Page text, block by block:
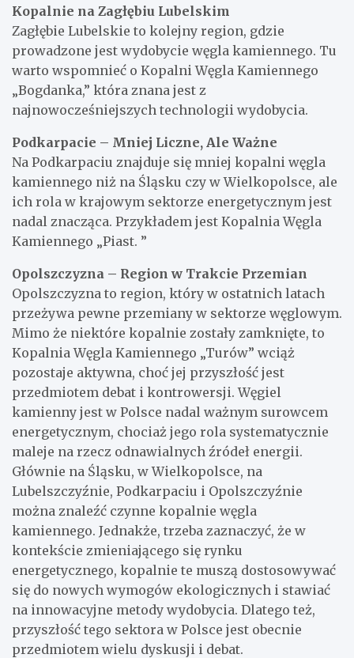
Kopalnie na Zagłębiu Lubelskim
Zagłębie Lubelskie to kolejny region, gdzie
prowadzone jest wydobycie węgla kamiennego. Tu
warto wspomnieć o Kopalni Węgla Kamiennego
„Bogdanka,” która znana jest z
najnowocześniejszych technologii wydobycia.
Podkarpacie – Mniej Liczne, Ale Ważne
Na Podkarpaciu znajduje się mniej kopalni węgla
kamiennego niż na Śląsku czy w Wielkopolsce, ale
ich rola w krajowym sektorze energetycznym jest
nadal znacząca. Przykładem jest Kopalnia Węgla
Kamiennego „Piast. ”
Opolszczyzna – Region w Trakcie Przemian
Opolszczyzna to region, który w ostatnich latach
przeżywa pewne przemiany w sektorze węglowym.
Mimo że niektóre kopalnie zostały zamknięte, to
Kopalnia Węgla Kamiennego „Turów” wciąż
pozostaje aktywna, choć jej przyszłość jest
przedmiotem debat i kontrowersji. Węgiel
kamienny jest w Polsce nadal ważnym surowcem
energetycznym, chociaż jego rola systematycznie
maleje na rzecz odnawialnych źródeł energii.
Głównie na Śląsku, w Wielkopolsce, na
Lubelszczyźnie, Podkarpaciu i Opolszczyźnie
można znaleźć czynne kopalnie węgla
kamiennego. Jednakże, trzeba zaznaczyć, że w
kontekście zmieniającego się rynku
energetycznego, kopalnie te muszą dostosowywać
się do nowych wymogów ekologicznych i stawiać
na innowacyjne metody wydobycia. Dlatego też,
przyszłość tego sektora w Polsce jest obecnie
przedmiotem wielu dyskusji i debat.